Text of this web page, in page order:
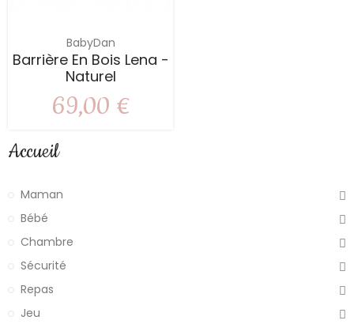
BabyDan
Barrière En Bois Lena -
Naturel
69,00 €
Accueil
Maman
Bébé
Chambre
Sécurité
Repas
Jeu